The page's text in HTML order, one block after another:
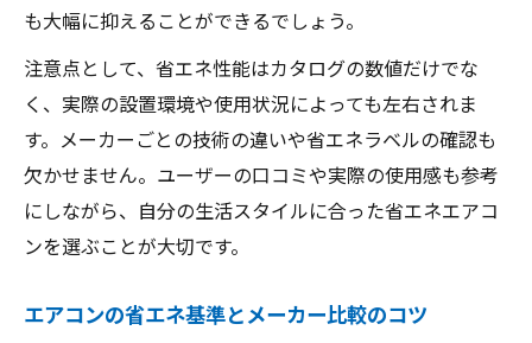
も大幅に抑えることができるでしょう。
注意点として、省エネ性能はカタログの数値だけでな
く、実際の設置環境や使用状況によっても左右されま
す。メーカーごとの技術の違いや省エネラベルの確認も
欠かせません。ユーザーの口コミや実際の使用感も参考
にしながら、自分の生活スタイルに合った省エネエアコ
ンを選ぶことが大切です。
エアコンの省エネ基準とメーカー比較のコツ